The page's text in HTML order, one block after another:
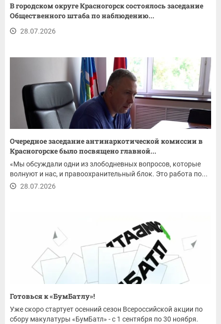
В городском округе Красногорск состоялось заседание
Общественного штаба по наблюдению...
28.07.2026
Очередное заседание антинаркотической комиссии в
Красногорске было посвящено главной...
«Мы обсуждали одни из злободневных вопросов, которые
волнуют и нас, и правоохранительный блок. Это работа по...
28.07.2026
Готовься к «БумБатлу»!
Уже скоро стартует осенний сезон Всероссийской акции по
сбору макулатуры «БумБатл» - с 1 сентября по 30 ноября.